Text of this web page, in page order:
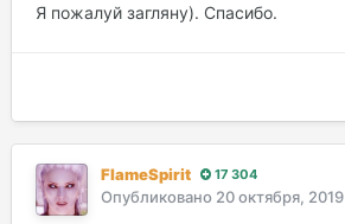
Я пожалуй загляну). Спасибо.
FlameSpirit 17 304
Опубликовано 20 октября, 2019